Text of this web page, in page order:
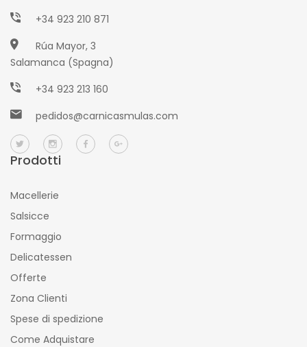
+34 923 210 871
Rúa Mayor, 3
Salamanca (Spagna)
+34 923 213 160
pedidos@carnicasmulas.com
Prodotti
Macellerie
Salsicce
Formaggio
Delicatessen
Offerte
Zona Clienti
Spese di spedizione
Come Adquistare